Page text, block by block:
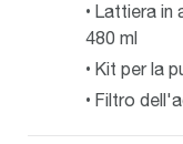
Lattiera in
480 ml
Kit per la
Filtro